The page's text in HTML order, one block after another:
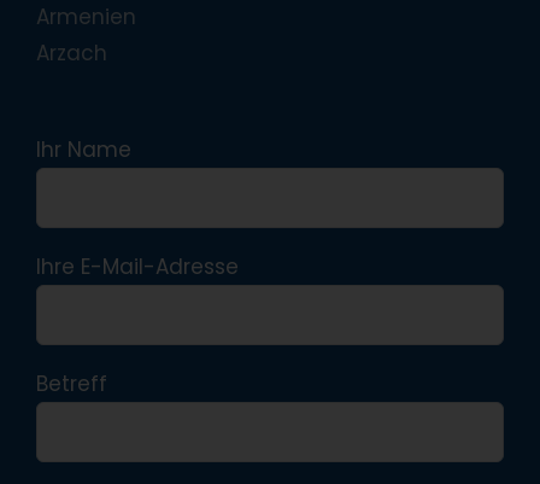
Armenien
Arzach
Ihr Name
Ihre E-Mail-Adresse
Betreff